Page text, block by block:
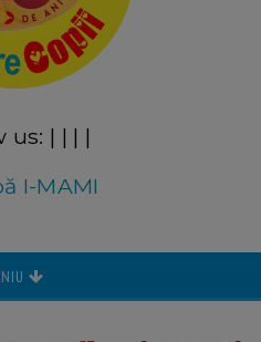
us: | | | |
I-MAMI